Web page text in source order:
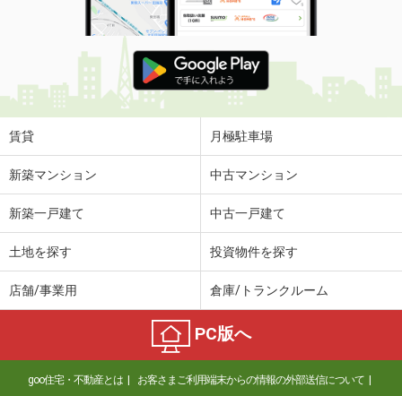
賃貸 月極駐車場
新築マンション 中古マンション
新築一戸建て 中古一戸建て
土地を探す 投資物件を探す
店舗/事業用 倉庫/トランクルーム
PC版へ
goo住宅・不動産とは お客さまご利用端末からの情報の外部送信について